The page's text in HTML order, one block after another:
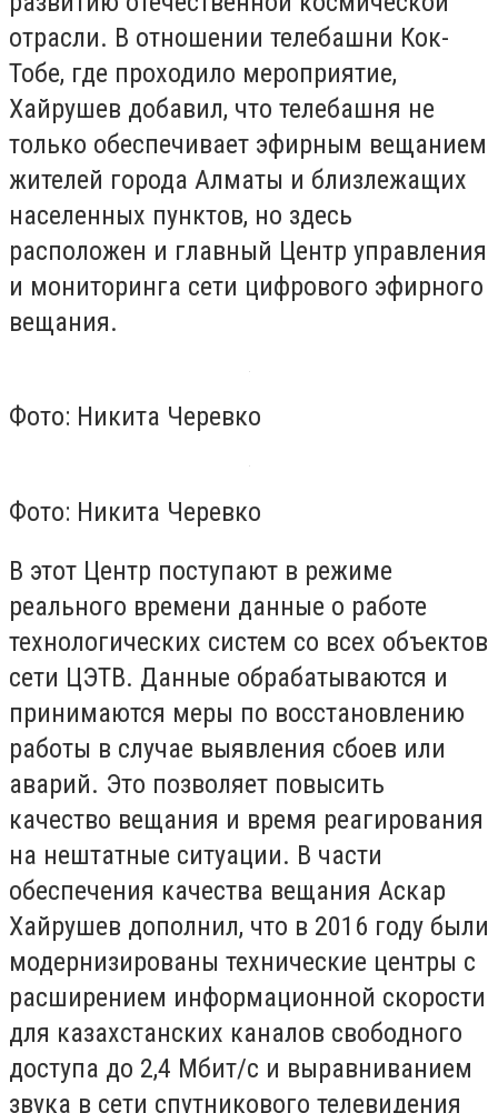
отрасли. В отношении телебашни Кок-
Тобе, где проходило мероприятие,
Хайрушев добавил, что телебашня не
только обеспечивает эфирным вещанием
жителей города Алматы и близлежащих
населенных пунктов, но здесь
расположен и главный Центр управления
и мониторинга сети цифрового эфирного
вещания.
Фото: Никита Черевко
Фото: Никита Черевко
В этот Центр поступают в режиме
реального времени данные о работе
технологических систем со всех объектов
сети ЦЭТВ. Данные обрабатываются и
принимаются меры по восстановлению
работы в случае выявления сбоев или
аварий. Это позволяет повысить
качество вещания и время реагирования
на нештатные ситуации. В части
обеспечения качества вещания Аскар
Хайрушев дополнил, что в 2016 году были
модернизированы технические центры с
расширением информационной скорости
для казахстанских каналов свободного
доступа до 2,4 Мбит/с и выравниванием
звука в сети спутникового телевидения